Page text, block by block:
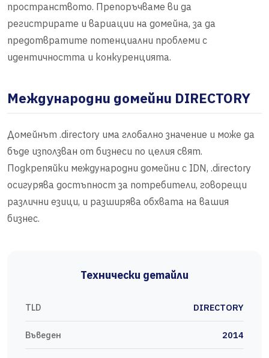
пространството. Препоръчваме ви да
регистрирате и вариации на домейна, за да
предотвратите потенциални проблеми с
идентичността и конкуренцията.
Международни домейни DIRECTORY
Домейнът .directory има глобално значение и може да
бъде използван от бизнеси по целия свят.
Подкрепяйки международни домейни с IDN, .directory
осигурява достъпност за потребители, говорещи
различни езици, и разширява обхвата на вашия
бизнес.
Технически детайли
TLD DIRECTORY
Въведен 2014